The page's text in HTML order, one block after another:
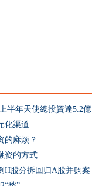
半年天使總投資達5.2億
化渠道
的麻烦？
资的方式
H股分拆回归A股并购案